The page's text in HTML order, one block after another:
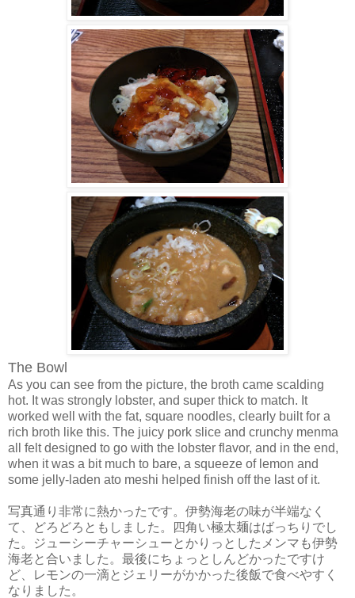
The Bowl
As you can see from the picture, the broth came scalding
hot. It was strongly lobster, and super thick to match. It
worked well with the fat, square noodles, clearly built for a
rich broth like this. The juicy pork slice and crunchy menma
all felt designed to go with the lobster flavor, and in the end,
when it was a bit much to bare, a squeeze of lemon and
some jelly-laden ato meshi helped finish off the last of it.
写真通り非常に熱かったです。伊勢海老の味が半端なく
て、どろどろともしました。四角い極太麺はばっちりでし
た。ジューシーチャーシューとかりっとしたメンマも伊勢
海老と合いました。最後にちょっとしんどかったですけ
ど、レモンの一滴とジェリーがかかった後飯で食べやすく
なりました。